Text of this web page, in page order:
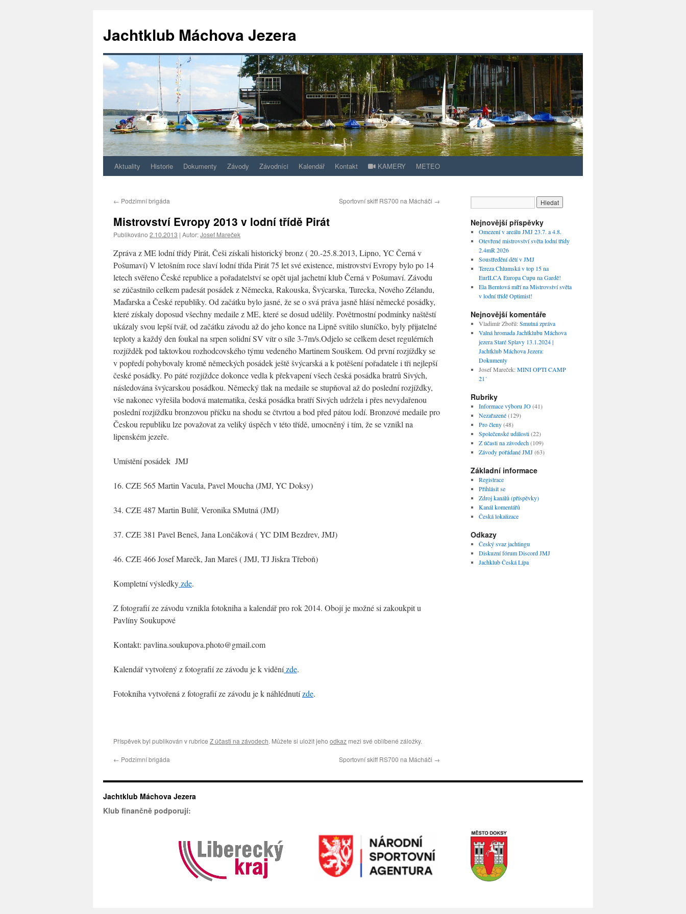
Jachtklub Máchova Jezera
Přejít
obsahu
webu
Aktuality Historie Dokumenty Závody Závodníci Kalendář Kontakt KAMERY METEO
← Podzimní brigáda Sportovní skiff RS700 na Mácháči →
Mistrovství Evropy 2013 v lodní třídě Pirát
Publikováno 2.10.2013 | Autor:Josef Mareček
Zpráva z ME lodní třídy Pirát, Češi získali historický bronz ( 20.-25.8.2013, Lipno, YC Černá v
Pošumaví) V letošním roce slaví lodní třída Pirát 75 let své existence, mistrovství Evropy bylo po 14
letech svěřeno České republice a pořadatelství se opět ujal jachetní klub Černá v Pošumaví. Závodu
se zúčastnilo celkem padesát posádek z Německa, Rakouska, Švýcarska, Turecka, Nového Zélandu,
Maďarska a České republiky. Od začátku bylo jasné, že se o svá práva jasně hlásí německé posádky,
které získaly doposud všechny medaile z ME, které se dosud udělily. Povětrnostní podmínky naštěstí
ukázaly svou lepší tvář, od začátku závodu až do jeho konce na Lipně svítilo sluníčko, byly přijatelné
teploty a každý den foukal na srpen solidní SV vítr o síle 3-7m/s.Odjelo se celkem deset regulérních
rozjížděk pod taktovkou rozhodcovského týmu vedeného Martinem Souškem. Od první rozjíždky se
v popředí pohybovaly kromě německých posádek ještě švýcarská a k potěšení pořadatele i tři nejlepší
české posádky. Po páté rozjíždce dokonce vedla k překvapení všech česká posádka bratrů Sivých,
následována švýcarskou posádkou. Německý tlak na medaile se stupňoval až do poslední rozjíždky,
vše nakonec vyřešila bodová matematika, česká posádka bratří Sivých udržela i přes nevydařenou
poslední rozjíždku bronzovou příčku na shodu se čtvrtou a bod před pátou lodí. Bronzové medaile pro
Českou republiku lze považovat za veliký úspěch v této třídě, umocněný i tím, že se vznikl na
lipenském jezeře.
Umístění posádek JMJ
16. CZE 565 Martin Vacula, Pavel Moucha (JMJ, YC Doksy)
34. CZE 487 Martin Bulíř, Veronika SMutná (JMJ)
37. CZE 381 Pavel Beneš, Jana Lončáková ( YC DIM Bezdrev, JMJ)
46. CZE 466 Josef Marečk, Jan Mareš ( JMJ, TJ Jiskra Třeboň)
Kompletní výsledkyzde.
Z fotografií ze závodu vznikla fotokniha a kalendář pro rok 2014. Obojí je možné si zakoukpit u
Pavlíny Soukupové
Kontakt: pavlina.soukupova.photo@gmail.com
Kalendář vytvořený z fotografií ze závodu je k viděnízde.
Fotokniha vytvořená z fotografií ze závodu je k náhlédnutízde.
Příspěvek byl publikován v rubrice Z účasti na závodech. Můžete si uložit jeho odkaz mezi své oblíbené záložky.
← Podzimní brigáda Sportovní skiff RS700 na Mácháči →
Nejnovější příspěvky
Omezení v areálu JMJ 23.7. a 4.8.
Otevřené mistrovství světa lodní třídy
2.4mR 2026
Soustředění dětí v JMJ
Tereza Chlumská v top 15 na
EurILCA Europa Cupu na Gardě!
Ela Berntová míří na Mistrovství světa
v lodní třídě Optimist!
Nejnovější komentáře
Vladimír Zbořil:Smutná zpráva
Valná hromada Jachtklubu Máchova
jezera Staré Splavy 13.1.2024 |
Jachtklub Máchova Jezera:
Dokumenty
Josef Mareček:MINI OPTI CAMP
21´
Rubriky
Informace výboru JO(41)
Nezařazené(129)
Pro členy(48)
Společenské události(22)
Z účasti na závodech(109)
Závody pořádané JMJ(63)
Základní informace
Registrace
Přihlásit se
Zdroj kanálů (příspěvky)
Kanál komentářů
Česká lokalizace
Odkazy
Český svaz jachtingu
Diskuzní fórum Discord JMJ
Jachklub Česká Lípa
Jachtklub Máchova Jezera
Klub finančně podporují: